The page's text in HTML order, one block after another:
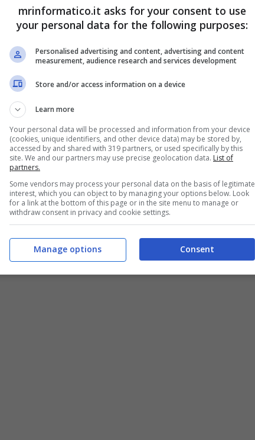
su Android Auto sta diventando veramente
ad esempio, hanno un’icona più visibile rispetto
è ancora più marcata se decidere di
coerente e simile all’applicazione presente sui
salvare subito le informazioni sul parcheggio
delle funzionalità, cresce anche la gioia
un prodotto così ben realizzato. Big G,
anche nelle funzioni di Android Auto:
l’assistente riuscirà a leggervi un riassunto
La sintesi è utilissima quando siete
non volete ovviamente perdervi il contenuto di
mrinformatico.it asks for your consent to use
your personal data for the following purposes:
Personalised advertising and content, advertising and content
measurement, audience research and services development
Store and/or access information on a device
Learn more
Your personal data will be processed and information from your device
(cookies, unique identifiers, and other device data) may be stored by,
accessed by and shared with 319 partners, or used specifically by this
site. We and our partners may use precise geolocation data. List of
partners.
Some vendors may process your personal data on the basis of legitimate
interest, which you can object to by managing your options below. Look
for a link at the bottom of this page or in the site menu to manage or
withdraw consent in privacy and cookie settings.
Consent
Manage options